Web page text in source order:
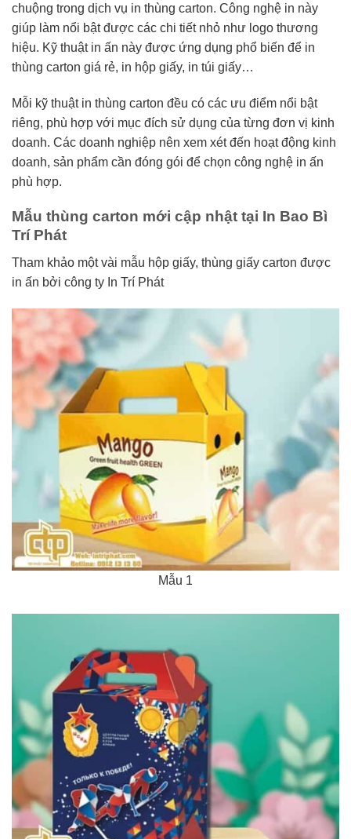
chuộng trong dịch vụ in thùng carton. Công nghệ in này
giúp làm nổi bật được các chi tiết nhỏ như logo thương
hiệu. Kỹ thuật in ấn này được ứng dụng phổ biến để in
thùng carton giá rẻ, in hộp giấy, in túi giấy…
Mỗi kỹ thuật in thùng carton đều có các ưu điểm nổi bật
riêng, phù hợp với mục đích sử dụng của từng đơn vị kinh
doanh. Các doanh nghiệp nên xem xét đến hoạt động kinh
doanh, sản phẩm cần đóng gói để chọn công nghệ in ấn
phù hợp.
Mẫu thùng carton mới cập nhật tại In Bao Bì
Trí Phát
Tham khảo một vài mẫu hộp giấy, thùng giấy carton được
in ấn bởi công ty In Trí Phát
Mẫu 1